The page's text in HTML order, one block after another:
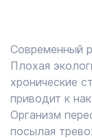
Современный
Плохая
хронические
приводит к
Организм
посылая